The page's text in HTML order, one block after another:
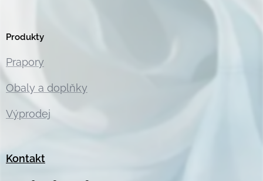
Produkty
Prapory
Obaly a doplňky
Výprodej
Kontakt